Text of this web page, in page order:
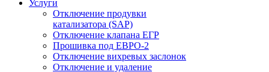
Услуги
Отключение продувки
катализатора (SAP)
Отключение клапана ЕГР
Прошивка под ЕВРО-2
Отключение вихревых заслонок
Отключение и удаление